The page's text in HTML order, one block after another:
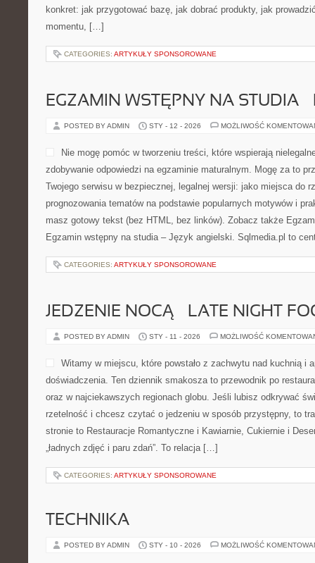
konkret: jak przygotować bazę, jak dobrać produkty, jak
momentu, […]
CATEGORIES: ARTYKUŁY SPONSOROWANE
EGZAMIN WSTĘPNY NA STUDIA
POSTED BY ADMIN STY - 12 - 2026 MOŻLIWOŚĆ
Nie mogę pomóc w tworzeniu treści, które wspierają
zdobywanie odpowiedzi na egzaminie maturalnym. Mogę za to
Twojego serwisu w bezpiecznej, legalnej wersji: jako miejsca do
prognozowania tematów na podstawie popularnych motywów i
masz gotowy tekst (bez HTML, bez linków). Zobacz także
Egzamin wstępny na studia – Język angielski. Sqlmedia.pl to
CATEGORIES: ARTYKUŁY SPONSOROWANE
JEDZENIE NOCĄ – LATE NIGHT
POSTED BY ADMIN STY - 11 - 2026 MOŻLIWOŚĆ
Witamy w miejscu, które powstało z zachwytu nad kuchnią i
doświadczenia. Ten dziennik smakosza to przewodnik po
oraz w najciekawszych regionach globu. Jeśli lubisz odkrywać
rzetelność i chcesz czytać o jedzeniu w sposób przystępny, to
stronie to Restauracje Romantyczne i Kawiarnie, Cukiernie i
„ładnych zdjęć i paru zdań”. To relacja […]
CATEGORIES: ARTYKUŁY SPONSOROWANE
TECHNIKA
POSTED BY ADMIN STY - 10 - 2026 MOŻLIWOŚĆ